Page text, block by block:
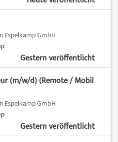
Espelkamp GmbH
Gestern veröffentlicht
(m/w/d) (Remote / Mobil
Espelkamp GmbH
Gestern veröffentlicht